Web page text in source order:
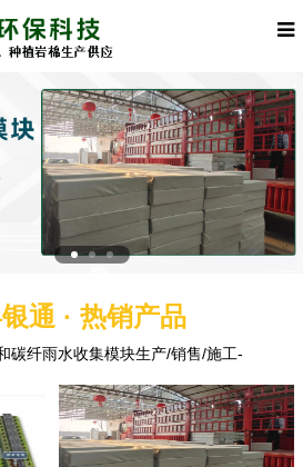
通 · 热销产品
碳纤雨水收集模块生产/销售/施工-